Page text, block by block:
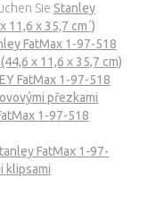
Sie Stanley
11,6 x 35,7 cm´)
FatMax 1-97-518
x 11,6 x 35,7 cm)
FatMax 1-97-518
přezkami
1-97-518
FatMax 1-97-
klipsami